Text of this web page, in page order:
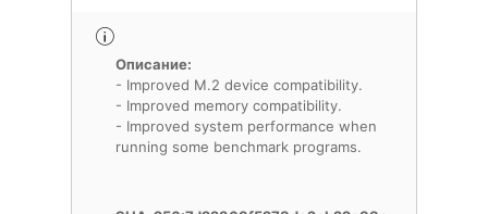
Описание:
- Improved M.2 device compatibility.
- Improved memory compatibility.
- Improved system performance when
running some benchmark programs.